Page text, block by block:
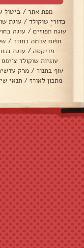
מפת אתר / ביטול
כדורי שוקולד / עוגת
עוגת תפוזים / עוגה
תפוח אדמה בתנור /
פריקסה / עוגת
עוגיות שוקולד צ׳יפס
עוף בתנור / מרק
מתכון לאורז / תנאי